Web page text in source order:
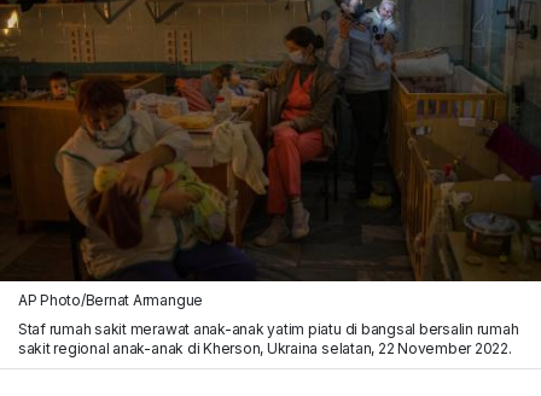
AP Photo/Bernat Armangue
Staf rumah sakit merawat anak-anak yatim piatu di bangsal bersalin rumah
sakit regional anak-anak di Kherson, Ukraina selatan, 22 November 2022.